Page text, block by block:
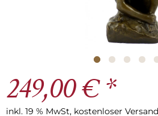
249,00 € *
inkl. 19 % MwSt, kostenloser Versand